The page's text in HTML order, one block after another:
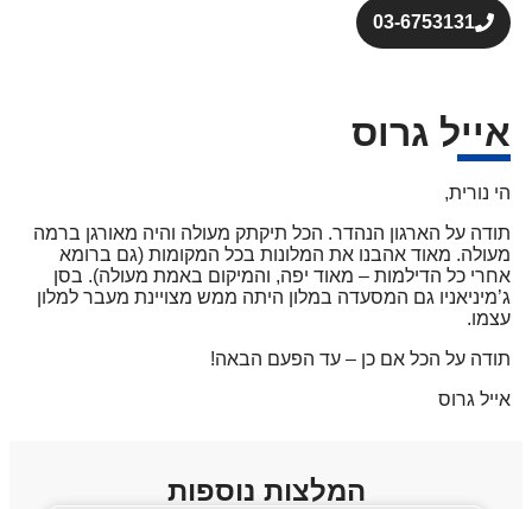
03-6753131
אייל גרוס
הי נורית,
תודה על הארגון הנהדר. הכל תיקתק מעולה והיה מאורגן ברמה
מעולה. מאוד אהבנו את המלונות בכל המקומות (גם ברומא
אחרי כל הדילמות – מאוד יפה, והמיקום באמת מעולה). בסן
ג’מיניאניו גם המסעדה במלון היתה ממש מצויינת מעבר למלון
עצמו.
תודה על הכל אם כן – עד הפעם הבאה!
אייל גרוס
המלצות נוספות